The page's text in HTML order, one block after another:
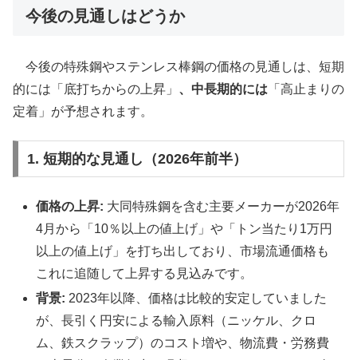
今後の見通しはどうか
今後の特殊鋼やステンレス棒鋼の価格の見通しは、短期
的には「底打ちからの上昇」 、中長期的には 「高止まりの
定着」が予想されます。
1. 短期的な見通し（2026年前半）
価格の上昇: 大同特殊鋼を含む主要メーカーが2026年
4月から「10％以上の値上げ」や「トン当たり1万円
以上の値上げ」を打ち出しており、市場流通価格も
これに追随して上昇する見込みです。
背景: 2023年以降、価格は比較的安定していました
が、長引く円安による輸入原料（ニッケル、クロ
ム、鉄スクラップ）のコスト増や、物流費・労務費